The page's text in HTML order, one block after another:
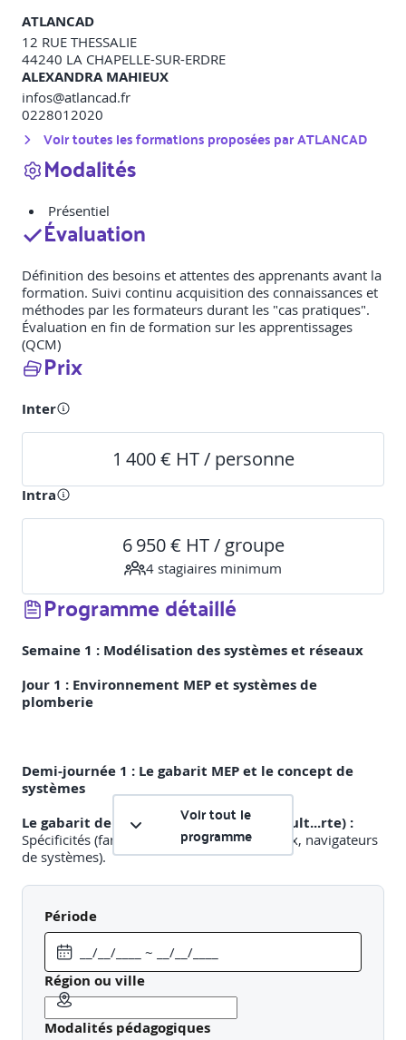
ATLANCAD
12 RUE THESSALIE
44240 LA CHAPELLE-SUR-ERDRE
ALEXANDRA MAHIEUX
infos@atlancad.fr
0228012020
Voir toutes les formations proposées parATLANCAD
Modalités
Présentiel
Évaluation
Définition des besoins et attentes des apprenants avant la
formation. Suivi continu acquisition des connaissances et
méthodes par les formateurs durant les "cas pratiques".
Évaluation en fin de formation sur les apprentissages
(QCM)
Prix
Inter
1 400 € HT / personne
Intra
6 950 € HT / groupe
4 stagiaires minimum
Programme détaillé
Semaine 1 : Modélisation des systèmes et réseaux
Jour 1 : Environnement MEP et systèmes de
plomberie
Demi-journée 1 : Le gabarit MEP et le concept de
systèmes
Le gabarit de projet MEP (Systems-Default...rte) :
Spécificités (familles, types de gaines/tuyaux, navigateurs
de systèmes).
Le concept de systèmes logiques :Un équipement et
ses terminaux reliés par des réseaux physiques.
Les connecteurs MEP :
qui permet la création des systèmes (hydronique,
aéraulique, sanitaire).
Configuration des types de tuyauteries et de gaines :
Matériaux, rugosité, préférences de routage (raccords).
Voir tout le
programme
Période
Région ou ville
Modalités pédagogiques